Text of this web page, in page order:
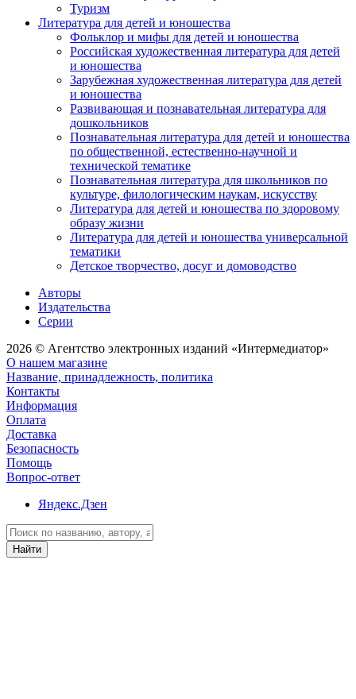
Туризм
Литература для детей и юношества
Фольклор и мифы для детей и юношества
Российская художественная литература для детей
и юношества
Зарубежная художественная литература для детей
и юношества
Развивающая и познавательная литература для
дошкольников
Познавательная литература для детей и юношества
по общественной, естественно-научной и
технической тематике
Познавательная литература для школьников по
культуре, филологическим наукам, искусству
Литература для детей и юношества по здоровому
образу жизни
Литература для детей и юношества универсальной
тематики
Детское творчество, досуг и домоводство
Авторы
Издательства
Серии
2026 © Агентство электронных изданий «Интермедиатор»
О нашем магазине
Название, принадлежность, политика
Контакты
Информация
Оплата
Доставка
Безопасность
Помощь
Вопрос-ответ
Яндекс.Дзен
Найти